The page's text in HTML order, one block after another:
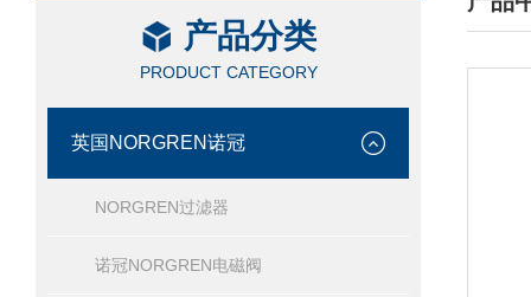
产品分类
PRODUCT CATEGORY
英国NORGREN诺冠
NORGREN过滤器
诺冠NORGREN电磁阀
/